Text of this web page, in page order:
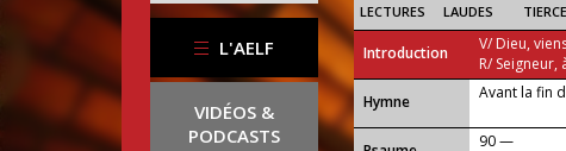
L'AELF
VIDÉOS &
PODCASTS
LECTURES LAUDES TIERCE
Introduction
V/ Dieu,
R/
...
Hymne Avant la fin
90 —